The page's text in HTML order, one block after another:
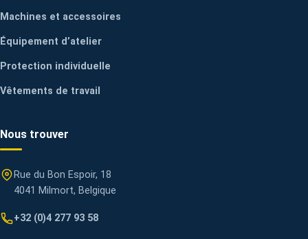
Machines et accessoires
Équipement d’atelier
Protection individuelle
Vêtements de travail
Nous trouver
Rue du Bon Espoir, 18
4041 Milmort, Belgique
+32 (0)4 277 93 58